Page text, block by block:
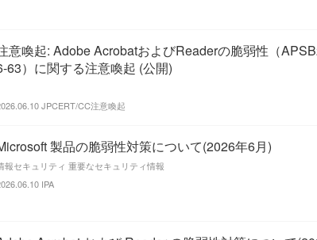
意喚起: Adobe AcrobatおよびReaderの脆弱性（
63）に関する注意喚起 (公開)
JPCERT/CC注意喚起
製品の脆弱性対策について(2026年6月)
報セキュリティ 重要なセキュリティ情報
IPA